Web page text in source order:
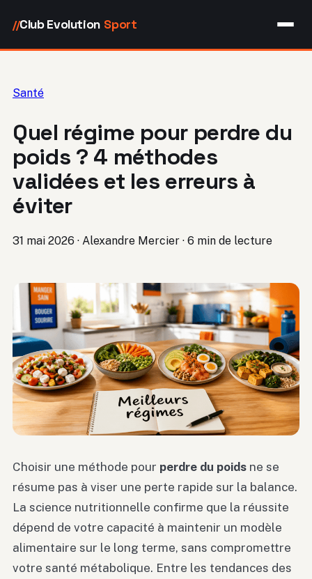
//Club Evolution Sport
Santé
Quel régime pour perdre du
poids ? 4 méthodes
validées et les erreurs à
éviter
31 mai 2026 · Alexandre Mercier · 6 min de lecture
Choisir une méthode pour perdre du poids ne se
résume pas à viser une perte rapide sur la balance.
La science nutritionnelle confirme que la réussite
dépend de votre capacité à maintenir un modèle
alimentaire sur le long terme, sans compromettre
votre santé métabolique. Entre les tendances des